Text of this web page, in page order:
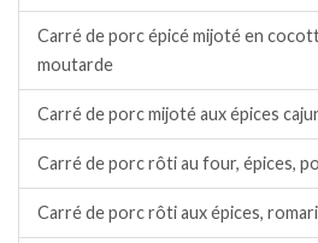
Carré de porc épicé mijoté en
moutarde
Carré de porc mijoté aux épices
Carré de porc rôti au four, épices,
Carré de porc rôti aux épices,